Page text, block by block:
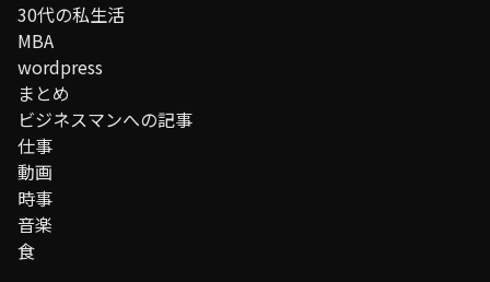
30代の私生活
MBA
wordpress
まとめ
ビジネスマンへの記事
仕事
動画
時事
音楽
食